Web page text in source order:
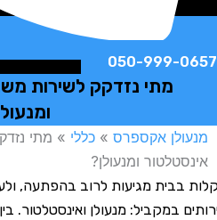
050-999-
מתי נזדקק לשירות
ומנעולן?
אקספרס»כללי»מתי נזדקק
ומנעולן?
מגיעות לרוב בהפתעה, ולעיתים
במקביל: מנעולן ואינסטלטור. בין